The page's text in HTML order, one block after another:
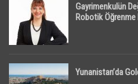
Gayrimenkulün
Robotik Öğrenme
Yunanistan’da